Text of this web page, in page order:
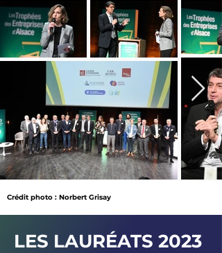
Crédit photo : Norbert Grisay
LES LAURÉATS 2023